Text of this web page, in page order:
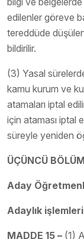
edilenler göreve
tereddüde
bildirilir.
(3) Yasal
kamu kurum ve
atamaları iptal
için ataması iptal
süreyle yeniden
ÜÇÜNCÜ BÖLÜM
Aday
Adaylık işlemleri
MADDE 15 – (1)